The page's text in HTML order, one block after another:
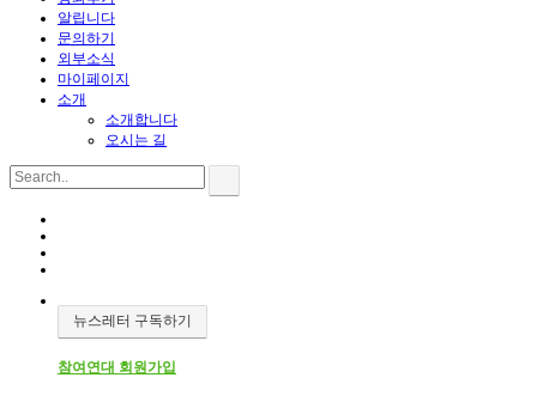
알립니다
문의하기
외부소식
마이페이지
소개
소개합니다
오시는 길
뉴스레터 구독하기
참여연대 회원가입